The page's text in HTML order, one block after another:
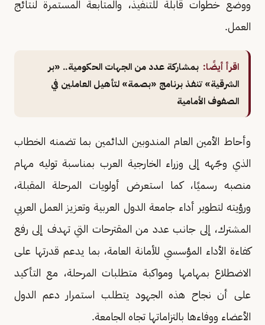
ووضع خطوات قابلة للتنفيذ، والمتابعة المستمرة لنتائج
العمل.
اقرأ أيضًا: بمشاركة عدد من الجهات الحكومية.. «بر
الشرقية» تنفذ برنامج «بصمة» لتأهيل العاملين في
الصفوف الأمامية
وأحاط الأمين العام المندوبين الدائمين بما تضمنه الخطاب
الذي وجّهه إلى وزراء الخارجية العرب بمناسبة توليه مهام
منصبه رسميًا، كما استعرض أولويات المرحلة المقبلة،
ورؤيته لتطوير أداء جامعة الدول العربية وتعزيز العمل العربي
المشترك، إلى جانب عدد من المقترحات التي تهدف إلى رفع
كفاءة الأداء المؤسسي للأمانة العامة، بما يدعم قدرتها على
الاضطلاع بمهامها ومواكبة متطلبات المرحلة، مع التأكيد
على أن نجاح هذه الجهود يتطلب استمرار دعم الدول
الأعضاء ووفاءها بالتزاماتها تجاه الجامعة.